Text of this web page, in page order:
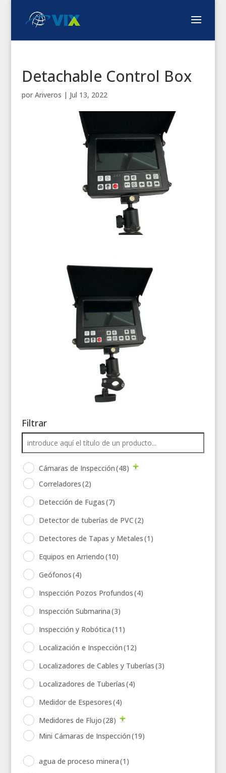
Detachable Control Box
por Ariveros | Jul 13, 2022
Filtrar
Cámaras de Inspección(48)
Correladores(2)
Detección de Fugas(7)
Detector de tuberías de PVC(2)
Detectores de Tapas y Metales(1)
Equipos en Arriendo(10)
Geófonos(4)
Inspección Pozos Profundos(4)
Inspección Submarina(3)
Inspección y Robótica(11)
Localización e Inspección(12)
Localizadores de Cables y Tuberías(3)
Localizadores de Tuberías(4)
Medidor de Espesores(4)
Medidores de Flujo(28)
Mini Cámaras de Inspección(19)
agua de proceso minera(1)